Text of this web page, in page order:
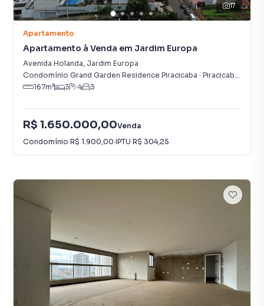
17
Apartamento
Apartamento à Venda em Jardim Europa
Avenida Holanda, Jardim Europa
Condomínio Grand Garden Residence Piracicaba · Piracicaba ,
167m² 3 4 3
R$ 1.650.000,00Venda
Condomínio R$ 1.900,00·IPTU R$ 304,25